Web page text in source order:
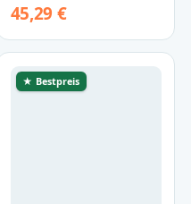
Controller…
45,29 €
★ Bestpreis